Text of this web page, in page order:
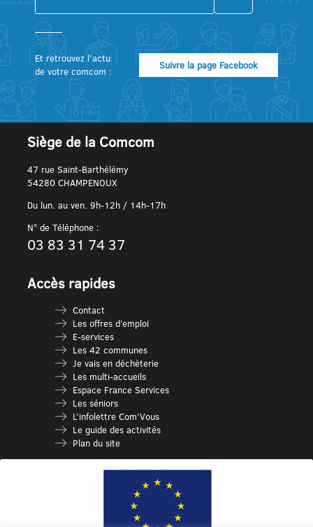
Et retrouvez l’actu
de votre comcom :
Suivre la page Facebook
Siège de la Comcom
47 rue Saint-Barthélémy
54280 CHAMPENOUX
Du lun. au ven. 9h-12h / 14h-17h
N° de Téléphone :
03 83 31 74 37
Accès rapides
Contact
Les offres d’emploi
E-services
Les 42 communes
Je vais en déchèterie
Les multi-accueils
Espace France Services
Les séniors
L’infolettre Com’Vous
Le guide des activités
Plan du site